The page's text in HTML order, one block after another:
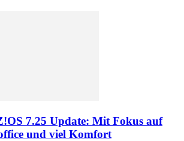
7.25 Update: Mit Fokus auf
und viel Komfort